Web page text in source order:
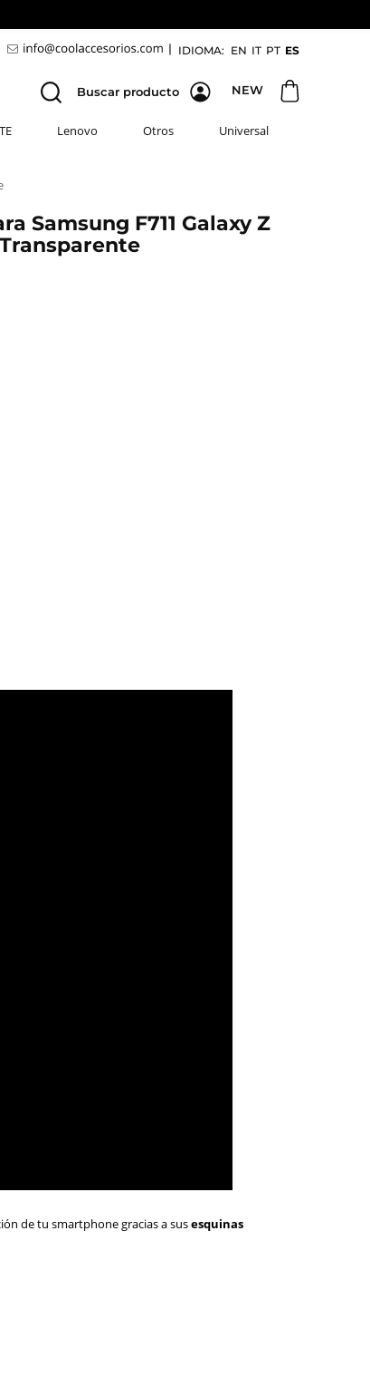
IDIOMA: EN IT PT ES
|
NEW
Buscar producto
Lenovo Otros Universal
Samsung F711 Galaxy Z
de tu smartphone gracias a susesquinas